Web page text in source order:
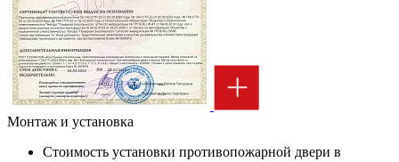
Монтаж и установка
Стоимость установки противопожарной двери в